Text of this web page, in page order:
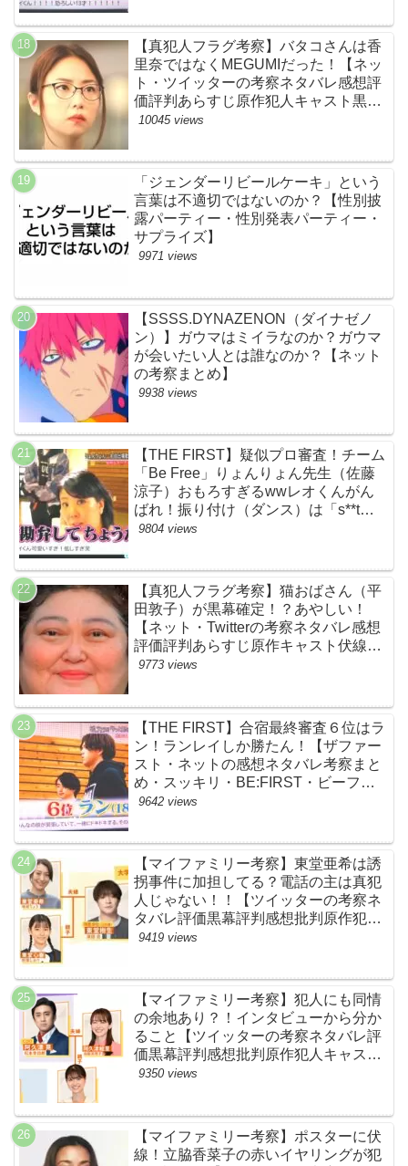
【真犯人フラグ考察】バタコさんは香
里奈ではなくMEGUMIだった！【ネッ
ト・ツイッターの考察ネタバレ感想評
価評判あらすじ原作犯人キャスト黒幕
伏線まとめ】
10045 views
「ジェンダーリビールケーキ」という
言葉は不適切ではないのか？【性別披
露パーティー・性別発表パーティー・
サプライズ】
9971 views
【SSSS.DYNAZENON（ダイナゼノ
ン）】ガウマはミイラなのか？ガウマ
が会いたい人とは誰なのか？【ネット
の考察まとめ】
9938 views
【THE FIRST】疑似プロ審査！チーム
「Be Free」りょんりょん先生（佐藤
涼子）おもろすぎるwwレオくんがん
ばれ！振り付け（ダンス）は「s**t
kingz」のOguri・Kazuki！豪華！【ネ
BE:FIRST・ビーファースト】
9804 views
【真犯人フラグ考察】猫おばさん（平
田敦子）が黒幕確定！？あやしい！
【ネット・Twitterの考察ネタバレ感想
評価評判あらすじ原作キャスト伏線ま
とめ】
9773 views
【THE FIRST】合宿最終審査６位はラ
ン！ランレイしか勝たん！【ザファー
スト・ネットの感想ネタバレ考察まと
め・スッキリ・BE:FIRST・ビーファ
ースト】
9642 views
【マイファミリー考察】東堂亜希は誘
拐事件に加担してる？電話の主は真犯
人じゃない！！【ツイッターの考察ネ
タバレ評価黒幕評判感想批判原作犯人
キャスト脚本あらすじ伏線まとめ】
9419 views
【マイファミリー考察】犯人にも同情
の余地あり？！インタビューから分か
ること【ツイッターの考察ネタバレ評
価黒幕評判感想批判原作犯人キャスト
脚本あらすじ伏線まとめ】
9350 views
【マイファミリー考察】ポスターに伏
線！立脇香菜子の赤いイヤリングが犯